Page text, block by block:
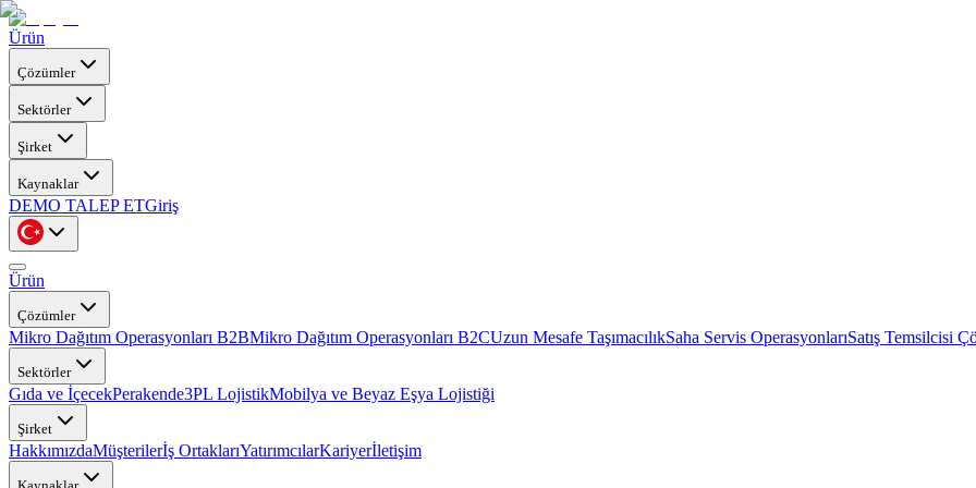
Ürün
Çözümler
Sektörler
Şirket
Kaynaklar
DEMO TALEP ETGiriş
Ürün
Çözümler
Mikro Dağıtım Operasyonları B2BMikro Dağıtım Operasyonları B2CUzun Mesafe TaşımacılıkSaha Servis OperasyonlarıSatış Temsilcisi
Sektörler
Gıda ve İçecekPerakende3PL LojistikMobilya ve Beyaz Eşya Lojistiği
Şirket
HakkımızdaMüşterilerİş OrtaklarıYatırımcılarKariyerİletişim